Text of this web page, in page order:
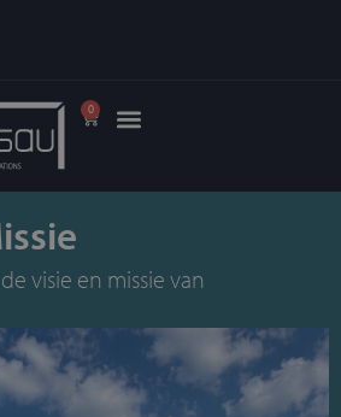
0
visie en missie van